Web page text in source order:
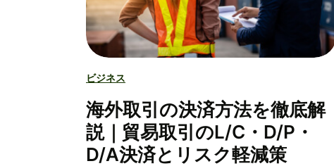
ビジネス
海外取引の決済方法を徹底解
説｜貿易取引のL/C・D/P・
D/A決済とリスク軽減策